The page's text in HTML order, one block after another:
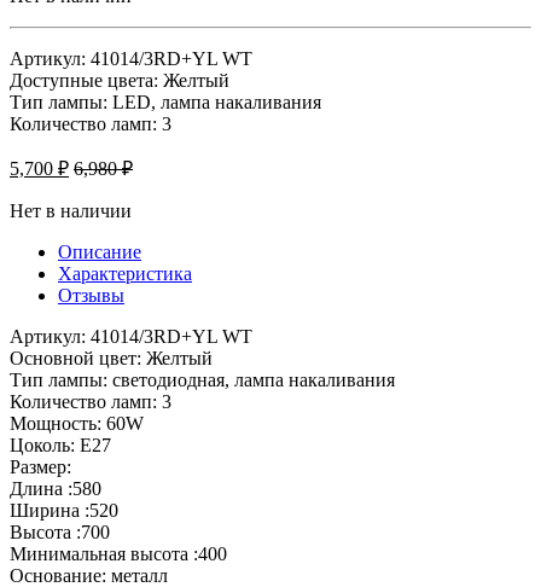
Артикул: 41014/3RD+YL WT
Доступные цвета: Желтый
Тип лампы: LED, лампа накаливания
Количество ламп: 3
5,700 ₽ 6,980₽
Нет в наличии
Описание
Характеристика
Отзывы
Артикул: 41014/3RD+YL WT
Основной цвет: Желтый
Тип лампы: светодиодная, лампа накаливания
Количество ламп: 3
Мощность: 60W
Цоколь: E27
Размер:
Длина :580
Ширина :520
Высота :700
Минимальная высота :400
Основание: металл